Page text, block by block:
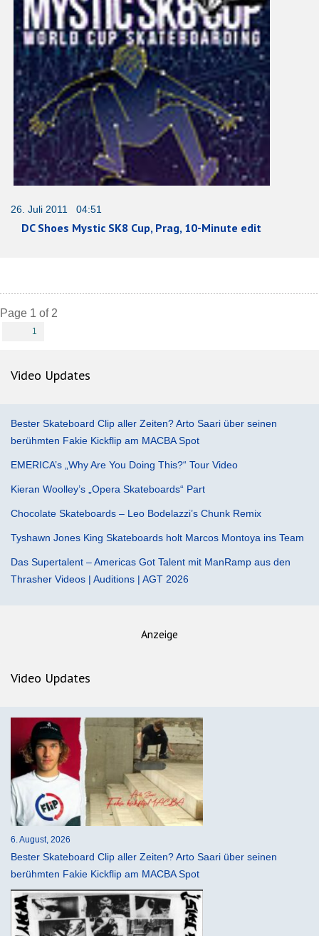
26. Juli 2011 04:51
DC Shoes Mystic SK8 Cup, Prag, 10-Minute edit
Page 1 of 2
1
Video Updates
Bester Skateboard Clip aller Zeiten? Arto Saari über seinen
berühmten Fakie Kickflip am MACBA Spot
EMERICA’s „Why Are You Doing This?“ Tour Video
Kieran Woolley’s „Opera Skateboards“ Part
Chocolate Skateboards – Leo Bodelazzi’s Chunk Remix
Tyshawn Jones King Skateboards holt Marcos Montoya ins Team
Das Supertalent – Americas Got Talent mit ManRamp aus den
Thrasher Videos | Auditions | AGT 2026
Anzeige
Video Updates
6. August, 2026
Bester Skateboard Clip aller Zeiten? Arto Saari über seinen
berühmten Fakie Kickflip am MACBA Spot